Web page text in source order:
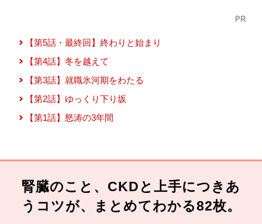
PR
【第5話・最終回】終わりと始まり
【第4話】冬を越えて
【第3話】就職氷河期をわたる
【第2話】ゆっくり下り坂
【第1話】怒涛の3年間
腎臓のこと、CKDと上手につきあ
うコツが、まとめてわかる82枚。